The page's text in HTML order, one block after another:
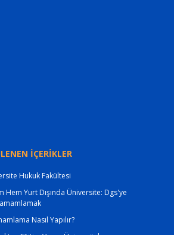
İÇERİKLER
Hukuk Fakültesi
Hem Yurt Dışında Üniversite: Dgs'ye
Nasıl Yapılır?